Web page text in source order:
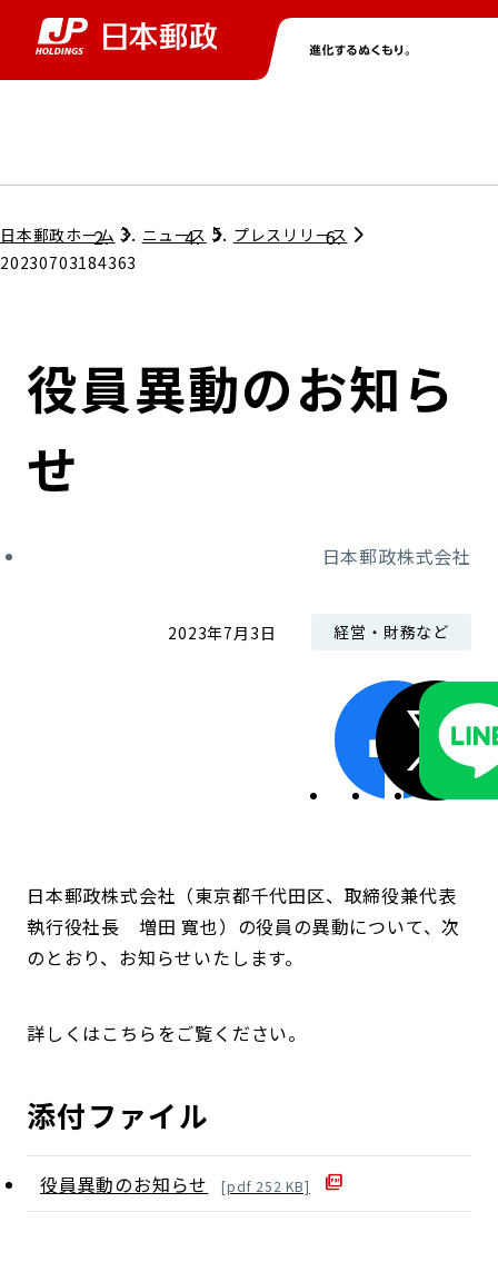
グループ情報トップ
コンプライアンス
ガバナンス
株主・投資家情報トップ
個人投資家のみなさまへ
株式情報
ニューストップ
サステナビリティトップ
担当役員メッセージ
サステナビリティマネジメント
採用情報トップ
日本郵政ホーム ニュース
プレスリリース
20230703184363
役員異動のお知ら
せ
日本郵政株式会社
2023年7月3日 経営・財務など
日本郵政株式会社（東京都千代田区、取締役兼代表
執行役社長 増田 寬也）の役員の異動について、次
のとおり、お知らせいたします。
詳しくはこちらをご覧ください。
添付ファイル
役員異動のお知らせ [pdf 252 KB]